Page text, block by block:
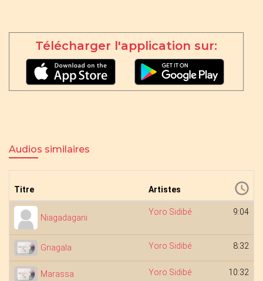
Télécharger l'application sur:
Audios similaires
Titre Artistes
Niagadagani
Yoro Sidibé 9:04
Gnagala Yoro Sidibé 8:32
Marassa Yoro Sidibé 10:32